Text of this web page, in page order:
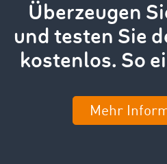
Überzeugen
und testen Sie
kostenlos. So
Mehr